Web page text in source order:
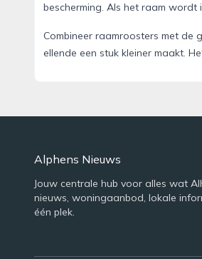
bescherming. Als het raam
Combineer raamroosters met de
ellende een stuk kleiner maakt.
Alphens Nieuws
Jouw centrale hub voor alles wat
nieuws, woningaanbod, lokale
één plek.